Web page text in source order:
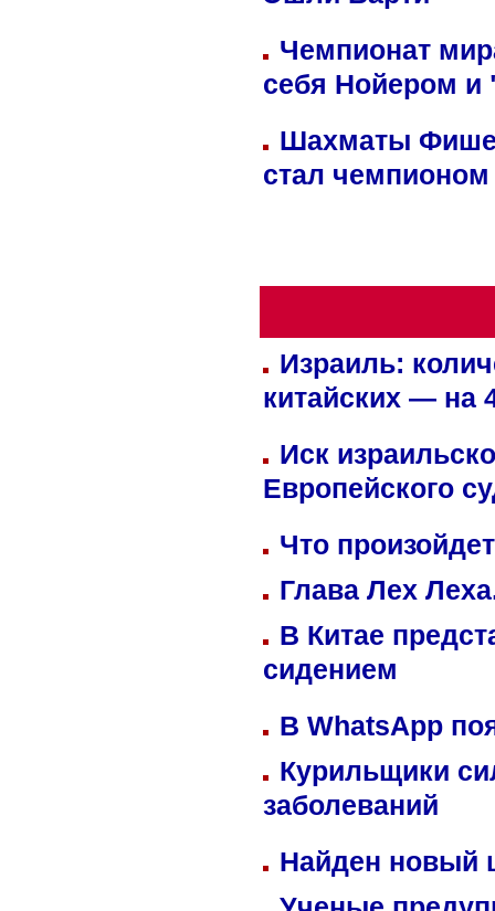
Чемпионат
себя Нойером и
Шахматы
стал
Израиль:
китайских — на
Иск
Европейского
Что
Глава Лех
В Китае
сидением
В WhatsApp
Курильщики
заболеваний
Найден